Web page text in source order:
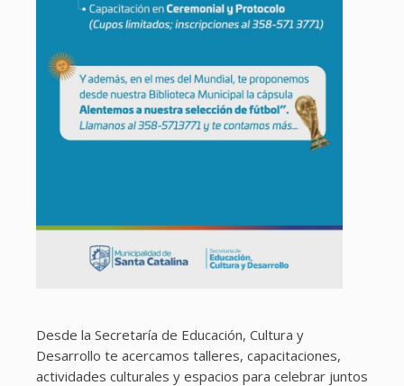
Desde la Secretaría de Educación, Cultura y
Desarrollo te acercamos talleres, capacitaciones,
actividades culturales y espacios para celebrar juntos